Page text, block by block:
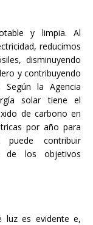
y limpia. Al
reducimos
disminuyendo
y contribuyendo
la Agencia
solar tiene el
de carbono en
por año para
contribuir
de los objetivos
luz es evidente e,